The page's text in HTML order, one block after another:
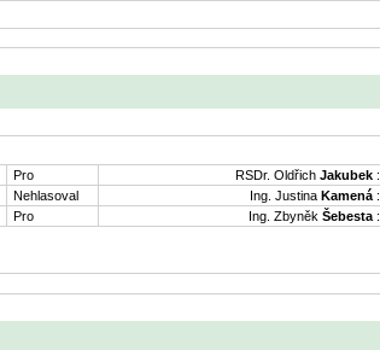
Pro RSDr. Oldřich Jakubek :
Nehlasoval Ing. Justina Kamená :
Pro Ing. Zbyněk Šebesta :